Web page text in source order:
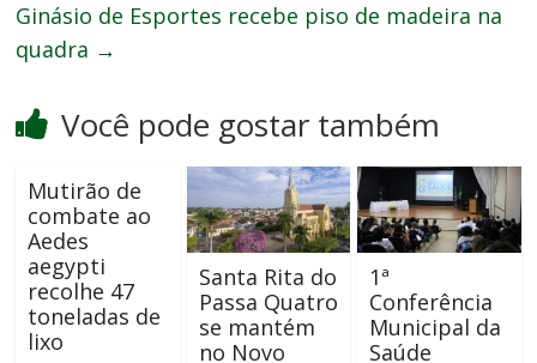
Ginásio de Esportes recebe piso de madeira na
quadra →
Você pode gostar também
Mutirão de
combate ao
Aedes
aegypti
recolhe 47
toneladas de
lixo
Santa Rita do
Passa Quatro
se mantém
no Novo
1ª
Conferência
Municipal da
Saúde